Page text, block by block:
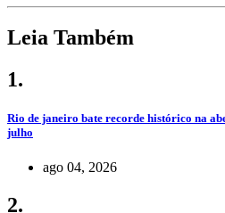
Leia Também
1.
Rio de janeiro bate recorde histórico na
julho
ago 04, 2026
2.